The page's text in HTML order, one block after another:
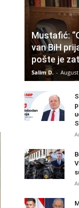
Mustafić:
van BiH
pošte je
Salim D. -